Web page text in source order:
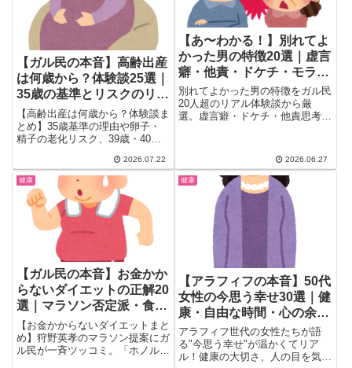
【ガル民の本音】高齢出産
は何歳から？体験談25選｜
35歳の基準とリスクのリア
ル
【高齢出産は何歳から？体験談ま
とめ】35歳基準の理由や卵子・
精子の老化リスク、39歳・40代
厳選。科学的根拠から当事者の本
音まで、産婦人科では聞けないリ
アルな実体験と最新の出生数デー
タを一気にチェックできます。
2026.07.22
【あ〜わかる！】別れてよ
かった男の特徴20選｜虚言
癖・他責・ドケチ・モラハ
ラ…ガル民の本音
別れてよかった男の特徴をガル民
20人超のリアル体験談から厳
選。虚言癖・ドケチ・他責思考・
にまとめました。「やっぱり別れ
て正解だった」と思えるエピソー
ドが満載です。
2026.06.27
健康
【ガル民の本音】お金かか
らないダイエットの正解20
選｜マラソン否定派・食事
制限派・ウォーキング派の
本気
【お金かからないダイエットまと
め】狩野英孝のマラソン提案にガ
ル民が一斉ツッコミ。「ホノルル
健康
【アラフィフの本音】50代
女性の今思う幸せ30選｜健
康・自由な時間・心の余裕
のリアル
アラフィフ世代の女性たちが語
る"今思う幸せ"が温かくてリア
ル！健康の大切さ、人の目を気に